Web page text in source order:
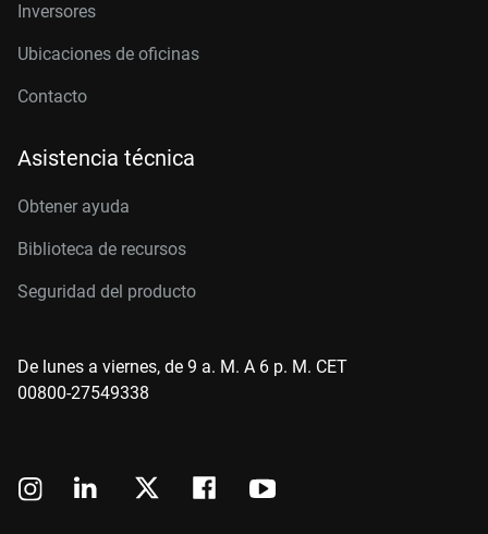
Inversores
Ubicaciones de oficinas
Contacto
Asistencia técnica
Obtener ayuda
Biblioteca de recursos
Seguridad del producto
De lunes a viernes, de 9 a. M. A 6 p. M. CET
00800-27549338